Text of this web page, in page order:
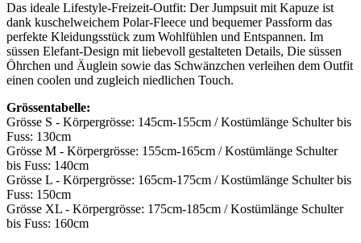
Das ideale Lifestyle-Freizeit-Outfit: Der Jumpsuit mit Kapuze ist
dank kuschelweichem Polar-Fleece und bequemer Passform das
perfekte Kleidungsstück zum Wohlfühlen und Entspannen. Im
süssen Elefant-Design mit liebevoll gestalteten Details, Die süssen
Öhrchen und Äuglein sowie das Schwänzchen verleihen dem Outfit
einen coolen und zugleich niedlichen Touch.
Grössentabelle:
Grösse S - Körpergrösse: 145cm-155cm / Kostümlänge Schulter bis
Fuss: 130cm
Grösse M - Körpergrösse: 155cm-165cm / Kostümlänge Schulter
bis Fuss: 140cm
Grösse L - Körpergrösse: 165cm-175cm / Kostümlänge Schulter bis
Fuss: 150cm
Grösse XL - Körpergrösse: 175cm-185cm / Kostümlänge Schulter
bis Fuss: 160cm